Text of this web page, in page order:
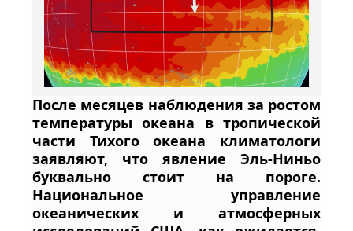
После месяцев наблюдения за ростом
температуры океана в тропической
части Тихого океана климатологи
заявляют, что явление Эль-Ниньо
буквально стоит на пороге.
Национальное управление
океанических и атмосферных